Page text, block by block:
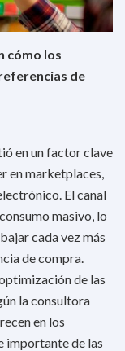
cómo los
de
en un factor clave
en marketplaces,
El canal
masivo, lo
cada vez más
de compra.
de las
la consultora
en los
importante de las